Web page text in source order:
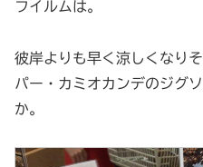
フイルムは。
彼岸よりも早く涼しくなり
パー・カミオカンデのジグ
か。